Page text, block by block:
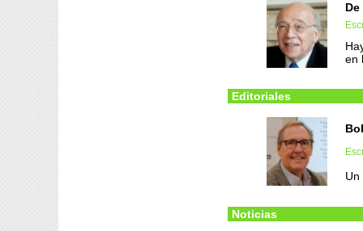
en
Editoriales
Un
Noticias